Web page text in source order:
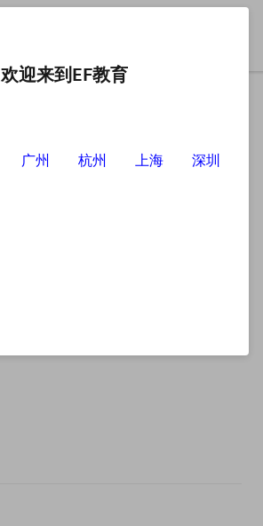
欢迎来到EF教育
广州 杭州 上海
深圳